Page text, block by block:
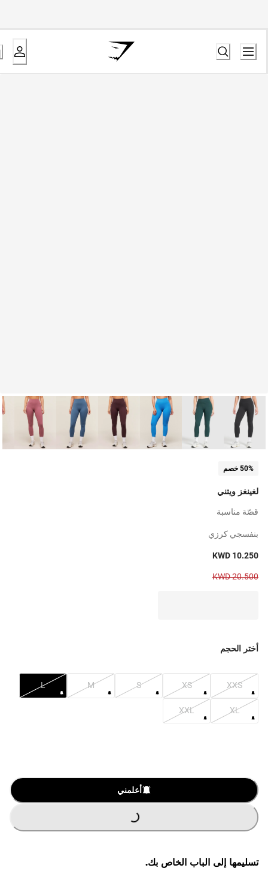
50% خصم
لغينغز ويتني
قصّة مناسبة
بنفسجي كرزي
KWD 10.250
KWD 20.500
أختر الحجم
XXS
XS
S
M
L
XL
XXL
أعلمني
G
.
تسليمها إلى الباب الخاص بك.